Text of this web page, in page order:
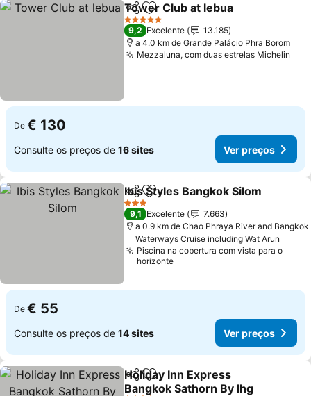
PartilharAdicionar aos favoritos
Tower Club at lebua
5 Estrelas
9,2 Excelente
13.185
a 4.0 km de Grande Palácio Phra Borom
Mezzaluna, com duas estrelas Michelin
De € 130
Consulte os preços de 16 sites Ver preços
PartilharAdicionar aos favoritos
Ibis Styles Bangkok Silom
3 Estrelas
9,1 Excelente
7.663
a 0.9 km de Chao Phraya River and Bangkok
Waterways Cruise including Wat Arun
Piscina na cobertura com vista para o
horizonte
De € 55
Consulte os preços de 14 sites Ver preços
PartilharAdicionar aos favoritos
Holiday Inn Express
Bangkok Sathorn By Ihg